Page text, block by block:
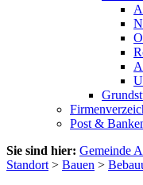
Post &
Sie sind hier: Gemeinde
Standort > Bauen >